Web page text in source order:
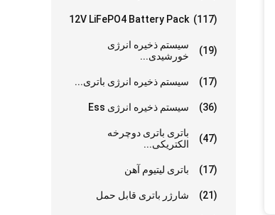
12V LiFePO4 Battery Pack (117)
سیستم ذخیره انرژی
خورشیدی...
(19)
سیستم ذخیره انرژی باتری... (17)
سیستم ذخیره انرژی Ess (36)
باتری باتری دوچرخه
الکتریکی...
(47)
باتری لیتیوم آهن (17)
شارژر باتری قابل حمل (21)